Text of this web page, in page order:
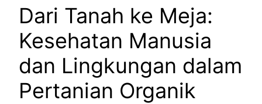
Dari Tanah ke Meja:
Kesehatan Manusia
dan Lingkungan dalam
Pertanian Organik